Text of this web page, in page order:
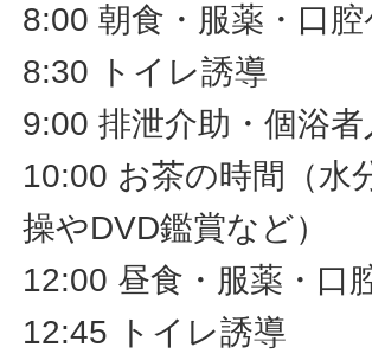
8:00 朝食・服薬・口腔
8:30 トイレ誘導
9:00 排泄介助・個浴者
10:00 お茶の時間（水
操やDVD鑑賞など）
12:00 昼食・服薬・口
12:45 トイレ誘導